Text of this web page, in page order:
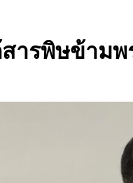
สารพิษข้าม